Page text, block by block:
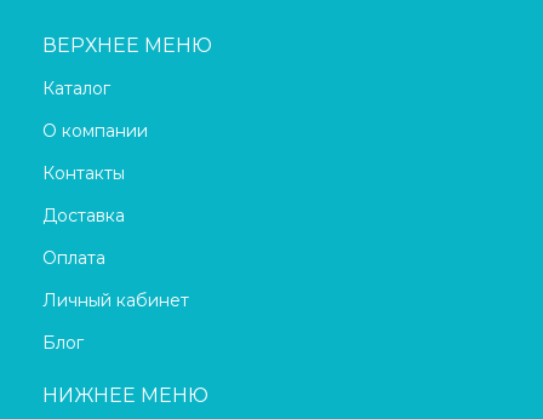
ВЕРХНЕЕ МЕНЮ
Каталог
О компании
Контакты
Доставка
Оплата
Личный кабинет
Блог
НИЖНЕЕ МЕНЮ